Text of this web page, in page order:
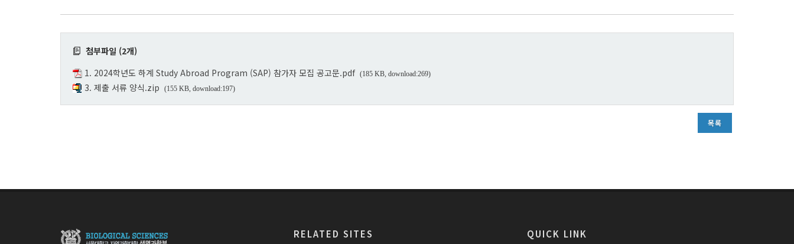
첨부파일 (2개)
1. 2024학년도 하계 Study Abroad Program (SAP) 참가자 모집 공고문.pdf (185 KB, download:269)
3. 제출 서류 양식.zip (155 KB, download:197)
목록
RELATED SITES QUICK LINK